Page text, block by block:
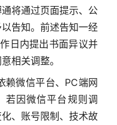
将通过页面提示、公
告知。前述告知一经
日内提出书面异议并
相关调整。
赖微信平台、PC端网
若因微信平台规则调
、账号限制、技术故